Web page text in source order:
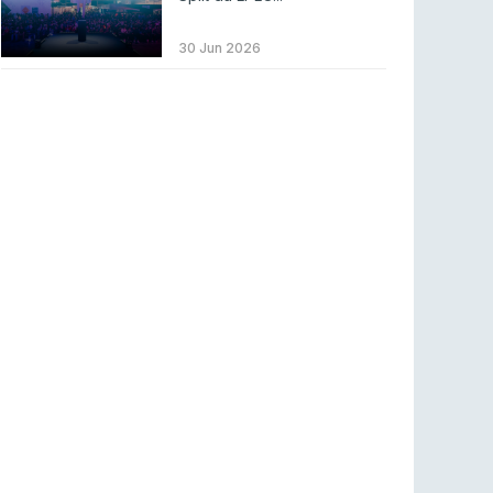
Betclic renova parceria com a RTP Arena para
a época 2026/27
30 Jun 2026